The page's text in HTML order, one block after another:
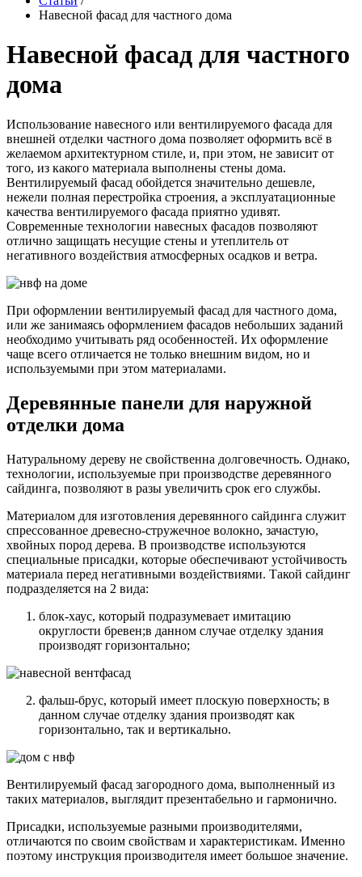
Навесной фасад для частного дома
Навесной фасад для частного
дома
Использование навесного или вентилируемого фасада для
внешней отделки частного дома позволяет оформить всё в
желаемом архитектурном стиле, и, при этом, не зависит от
того, из какого материала выполнены стены дома.
Вентилируемый фасад обойдется значительно дешевле,
нежели полная перестройка строения, а эксплуатационные
качества вентилируемого фасада приятно удивят.
Современные технологии навесных фасадов позволяют
отлично защищать несущие стены и утеплитель от
негативного воздействия атмосферных осадков и ветра.
При оформлении вентилируемый фасад для частного дома,
или же занимаясь оформлением фасадов небольших заданий
необходимо учитывать ряд особенностей. Их оформление
чаще всего отличается не только внешним видом, но и
используемыми при этом материалами.
Деревянные панели для наружной
отделки дома
Натуральному дереву не свойственна долговечность. Однако,
технологии, используемые при производстве деревянного
сайдинга, позволяют в разы увеличить срок его службы.
Материалом для изготовления деревянного сайдинга служит
спрессованное древесно-стружечное волокно, зачастую,
хвойных пород дерева. В производстве используются
специальные присадки, которые обеспечивают устойчивость
материала перед негативными воздействиями. Такой сайдинг
подразделяется на 2 вида:
блок-хаус, который подразумевает имитацию
округлости бревен;в данном случае отделку здания
производят горизонтально;
фальш-брус, который имеет плоскую поверхность; в
данном случае отделку здания производят как
горизонтально, так и вертикально.
Вентилируемый фасад загородного дома, выполненный из
таких материалов, выглядит презентабельно и гармонично.
Присадки, используемые разными производителями,
отличаются по своим свойствам и характеристикам. Именно
поэтому инструкция производителя имеет большое значение.